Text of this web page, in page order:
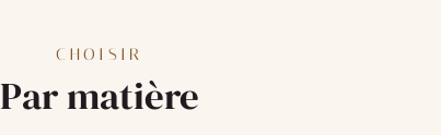
CHOISIR
Par matière